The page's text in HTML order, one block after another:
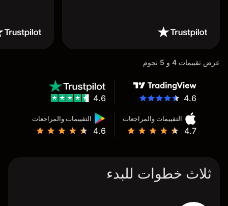
عرض تقييمات 4 و 5 نجوم
4.6
التقييمات والمراجعات
4.7
التقييمات والمراجعات
4.6
4.6
ثلاث خطوات للبدء